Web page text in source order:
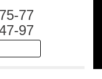
77
97